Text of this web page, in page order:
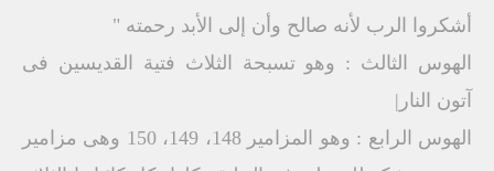
أشكروا الرب لأنه صالح وأن إلى الأبد رحمته "
الهوس الثالث : وهو تسبحة الثلاث فتية القديسين فى
آتون النار|
الهوس الرابع : وهو المزامير 148، 149، 150 وهى مزامير